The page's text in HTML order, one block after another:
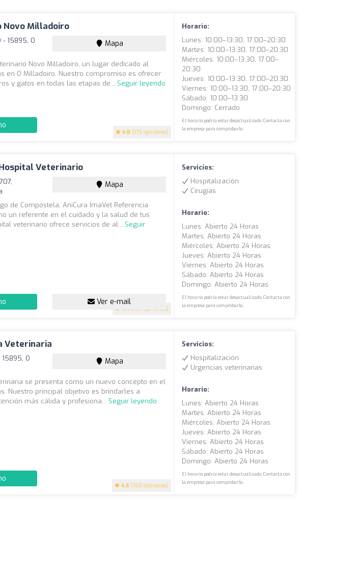
Novo Milladoiro
4.8 (175 opiniones)
- 15895, O
Mapa
Novo Milladoiro, un lugar dedicado al
en O Milladoiro. Nuestro compromiso es ofrecer
y gatos en todas las etapas de... Seguir leyendo
Horario:
Lunes: 10:00–13:30, 17:00–20:30
Martes: 10:00–13:30, 17:00–20:30
Miércoles: 10:00–13:30, 17:00–
20:30
Jueves: 10:00–13:30, 17:00–20:30
Viernes: 10:00–13:30, 17:00–20:30
Sábado: 10:00–13:30
Domingo: Cerrado
El horario podría estar desactualizado. Contacta con
la empresa para comprobarlo.
Veterinario
4.4 (185 opiniones)
Mapa
de Compostela, AniCura ImaVet Referencia
un referente en el cuidado y la salud de tus
veterinario ofrece servicios de al... Seguir
Ver e-mail
Servicios:
Hospitalización
Cirugías
Horario:
Lunes: Abierto 24 Horas
Martes: Abierto 24 Horas
Miércoles: Abierto 24 Horas
Jueves: Abierto 24 Horas
Viernes: Abierto 24 Horas
Sábado: Abierto 24 Horas
Domingo: Abierto 24 Horas
El horario podría estar desactualizado. Contacta con
la empresa para comprobarlo.
Veterinaria
4.6 (160 opiniones)
O
Mapa
se presenta como un nuevo concepto en el
Nuestro principal objetivo es brindarles a
más cálida y profesiona... Seguir leyendo
Servicios:
Hospitalización
Urgencias veterinarias
Horario:
Lunes: Abierto 24 Horas
Martes: Abierto 24 Horas
Miércoles: Abierto 24 Horas
Jueves: Abierto 24 Horas
Viernes: Abierto 24 Horas
Sábado: Abierto 24 Horas
Domingo: Abierto 24 Horas
El horario podría estar desactualizado. Contacta con
la empresa para comprobarlo.